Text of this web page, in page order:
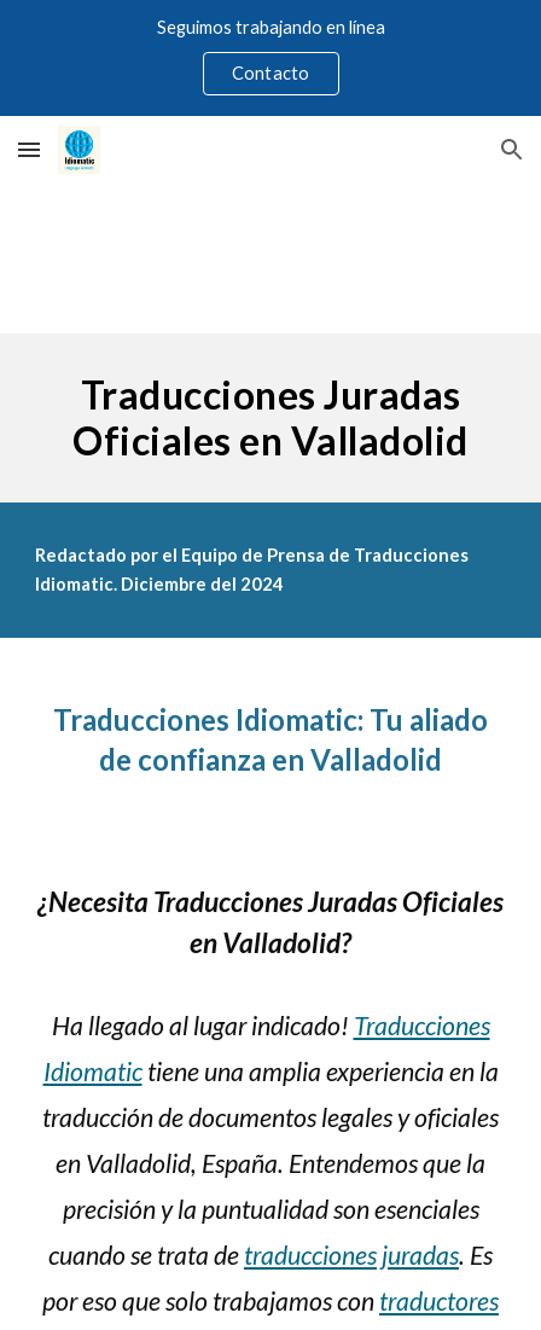
Skip to main content
Seguimos trabajando en línea
Contacto
Traducciones Juradas
Oficiales en Valladolid
Redactado por el Equipo de Prensa de Traducciones
Idiomatic. Diciembre del 2024
Traducciones Idiomatic: Tu aliado
de confianza en Valladolid
¿Necesita Traducciones Juradas Oficiales
en Valladolid?
Ha llegado al lugar indicado! Traducciones
Idiomatic tiene una amplia experiencia en la
traducción de documentos legales y oficiales
en Valladolid, España. Entendemos que la
precisión y la puntualidad son esenciales
cuando se trata detraducciones juradas. Es
por eso que solo trabajamos contraductores